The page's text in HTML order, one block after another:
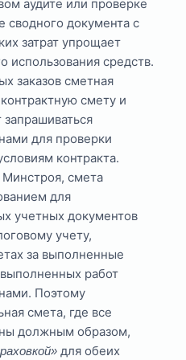
аудите или проверке
сводного документа с
затрат упрощает
использования средств.
заказов сметная
смету и
для проверки
контракта.
смета
для
учетных документов
учету,
за выполненные
работ
Поэтому
смета, где все
должным образом,
для обеих